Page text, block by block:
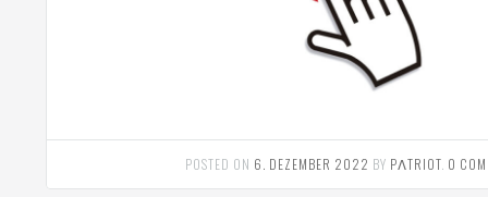
POSTED ON 6. DEZEMBER 2022 BY PΛTRIOT. 0